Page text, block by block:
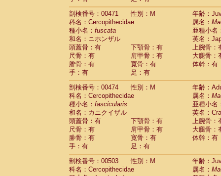
剖検番号：00471
性別：M
年齢：
科名：Cercopithecidae
属名：
種小名： fuscata
亜種小名
和名：ニホンザル
英名：
頭蓋骨：有
下顎骨：有
上腕骨：
尺骨：有
肩甲骨：有
大腿骨：
腓骨：有
寛骨：有
体幹：有
手：有
足：有
剖検番号：00474
性別：M
年齢：
科名：Cercopithecidae
属名：
種小名： fascicularis
亜種小名
和名：カニクイザル
英名：
頭蓋骨：有
下顎骨：有
上腕骨：
尺骨：有
肩甲骨：有
大腿骨：
腓骨：有
寛骨：有
体幹：有
手：有
足：有
剖検番号：00503
性別：M
年齢：
科名：Cercopithecidae
属名：